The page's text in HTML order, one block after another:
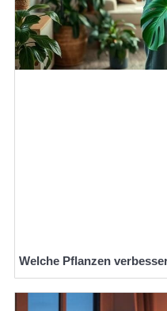
Welche Pflanzen